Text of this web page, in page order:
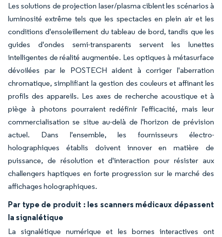
Les solutions de projection laser/plasma ciblent les scénarios à
luminosité extrême tels que les spectacles en plein air et les
conditions d'ensoleillement du tableau de bord, tandis que les
guides d'ondes semi-transparents servent les lunettes
intelligentes de réalité augmentée. Les optiques à métasurface
dévoilées par le POSTECH aident à corriger l'aberration
chromatique, simplifiant la gestion des couleurs et affinant les
profils des appareils. Les axes de recherche acoustique et à
piège à photons pourraient redéfinir l'efficacité, mais leur
commercialisation se situe au-delà de l'horizon de prévision
actuel. Dans l'ensemble, les fournisseurs électro-
holographiques établis doivent innover en matière de
puissance, de résolution et d'interaction pour résister aux
challengers haptiques en forte progression sur le marché des
affichages holographiques.
Par type de produit : les scanners médicaux dépassent
la signalétique
La signalétique numérique et les bornes interactives ont